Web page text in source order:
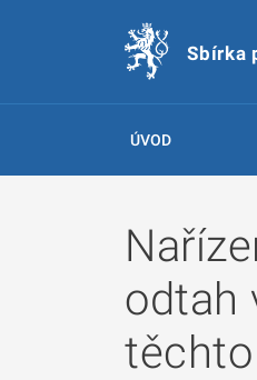
Sbírka
ÚVOD
odtah